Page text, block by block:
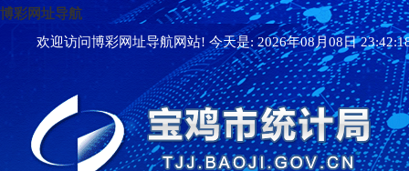
博彩网址导航
欢迎访问博彩网址导航网站! 今天是:2026年08月08日